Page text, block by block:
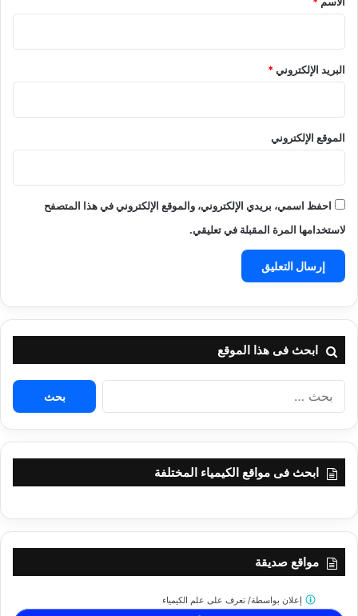
البريد الإلكتروني*
الموقع الإلكتروني
احفظ اسمي، بريدي الإلكتروني، والموقع الإلكتروني في هذا المتصفح
لاستخدامها المرة المقبلة في تعليقي.
ابحث فى هذا الموقع
البحث
ابحث فى مواقع الكيمياء المختلفة
مواقع صديقة
إعلان بواسطة/ تعرف على علم الكيمياء